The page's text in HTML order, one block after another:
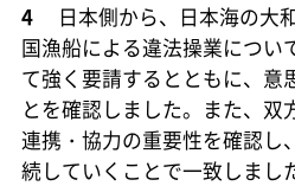
4
日本側から、日本海の大
国漁船による違法操業につい
て強く要請するとともに、意
とを確認しました。また、双
連携・協力の重要性を確認し
続していくことで一致しまし